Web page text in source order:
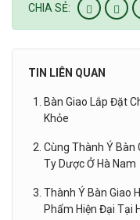
CHIA SẺ:
TIN LIÊN QUAN
Bàn Giao Lắp Đặt
Khỏe
Cùng Thành Ý Bàn
Ty Dược Ở Hà Nam
Thành Ý Bàn Giao
Phẩm Hiện Đại Tại